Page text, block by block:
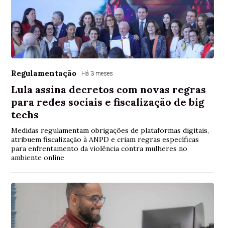
Regulamentação Há 3 meses
Lula assina decretos com novas regras
para redes sociais e fiscalização de big
techs
Medidas regulamentam obrigações de plataformas digitais,
atribuem fiscalização à ANPD e criam regras específicas
para enfrentamento da violência contra mulheres no
ambiente online